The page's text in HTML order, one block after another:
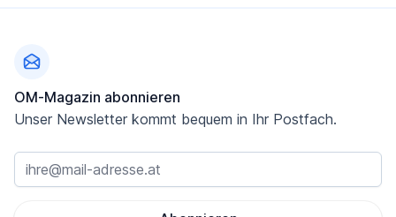
OM-Magazin abonnieren
Unser Newsletter kommt bequem in Ihr Postfach.